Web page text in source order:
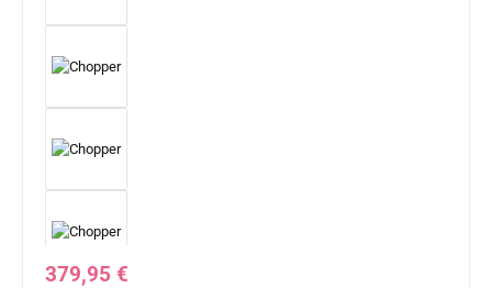
Regulärer Preis:
379,95 €